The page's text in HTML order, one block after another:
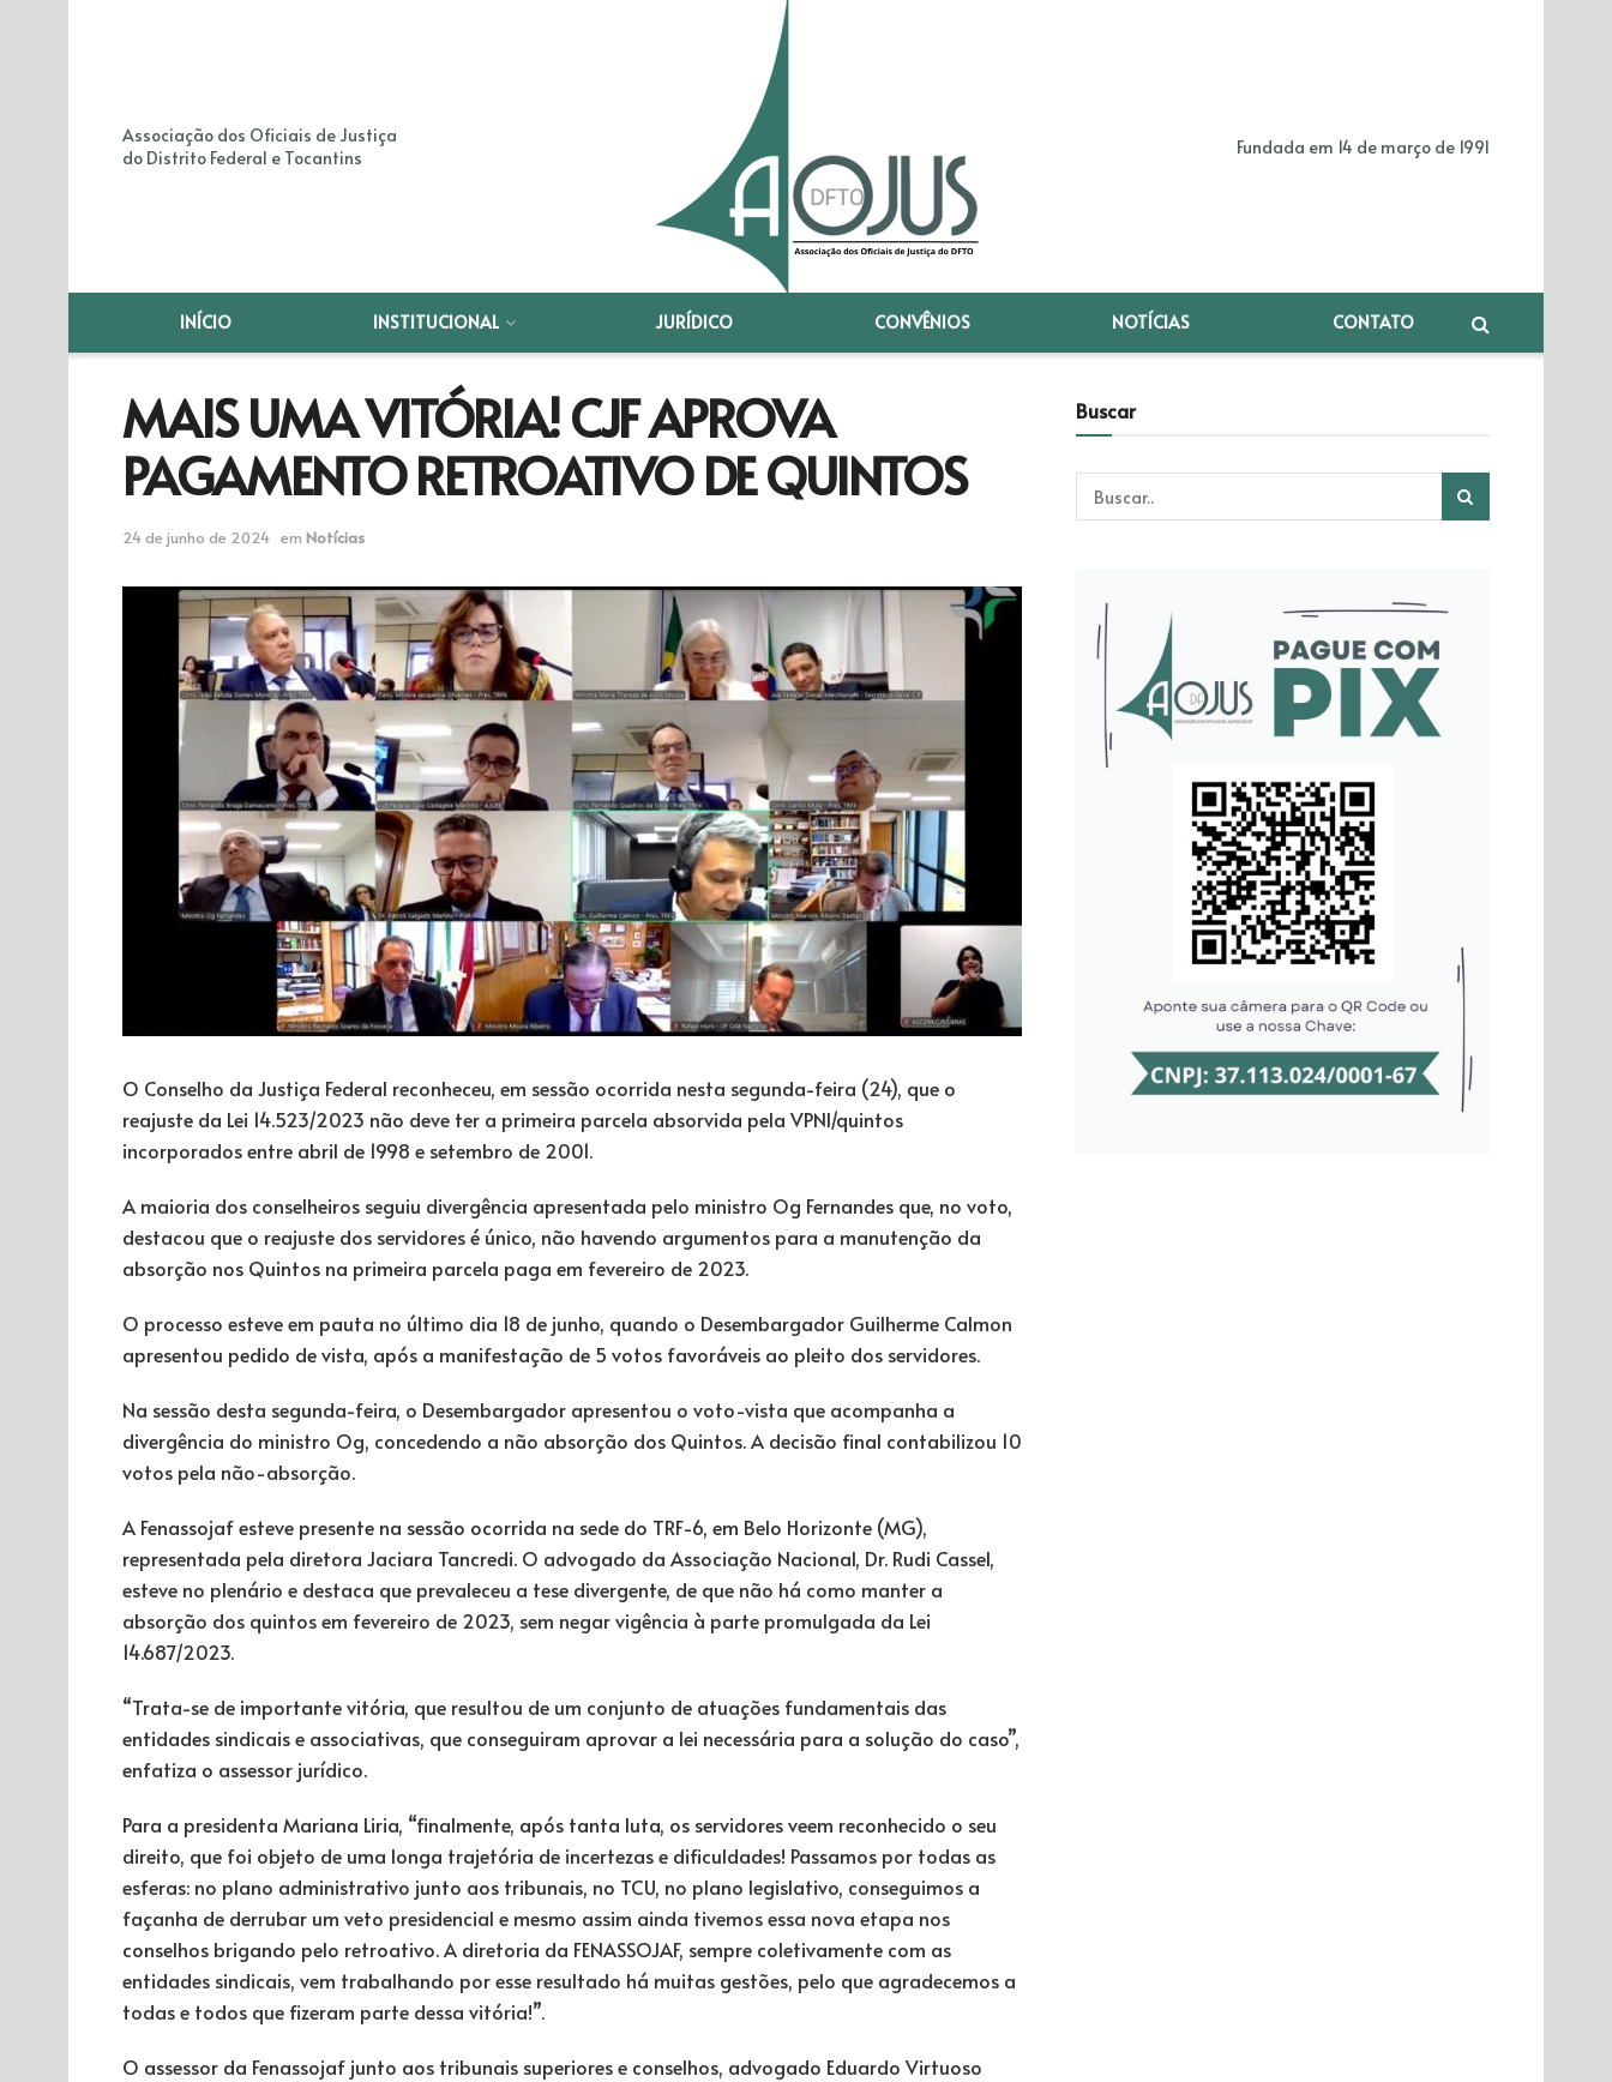
Associação dos Oficiais de Justiça
do Distrito Federal e Tocantins
Fundada em 14 de março de 1991
INÍCIO INSTITUCIONAL JURÍDICO CONVÊNIOS NOTÍCIAS CONTATO
MAIS UMA VITÓRIA! CJF APROVA
PAGAMENTO RETROATIVO DE QUINTOS
24 de junho de 2024 em Notícias
O Conselho da Justiça Federal reconheceu, em sessão ocorrida nesta segunda-feira (24), que o
reajuste da Lei 14.523/2023 não deve ter a primeira parcela absorvida pela VPNI/quintos
incorporados entre abril de 1998 e setembro de 2001.
A maioria dos conselheiros seguiu divergência apresentada pelo ministro Og Fernandes que, no voto,
destacou que o reajuste dos servidores é único, não havendo argumentos para a manutenção da
absorção nos Quintos na primeira parcela paga em fevereiro de 2023.
O processo esteve em pauta no último dia 18 de junho, quando o Desembargador Guilherme Calmon
apresentou pedido de vista, após a manifestação de 5 votos favoráveis ao pleito dos servidores.
Na sessão desta segunda-feira, o Desembargador apresentou o voto-vista que acompanha a
divergência do ministro Og, concedendo a não absorção dos Quintos. A decisão final contabilizou 10
votos pela não-absorção.
A Fenassojaf esteve presente na sessão ocorrida na sede do TRF-6, em Belo Horizonte (MG),
representada pela diretora Jaciara Tancredi. O advogado da Associação Nacional, Dr. Rudi Cassel,
esteve no plenário e destaca que prevaleceu a tese divergente, de que não há como manter a
absorção dos quintos em fevereiro de 2023, sem negar vigência à parte promulgada da Lei
14.687/2023.
“Trata-se de importante vitória, que resultou de um conjunto de atuações fundamentais das
entidades sindicais e associativas, que conseguiram aprovar a lei necessária para a solução do caso”,
enfatiza o assessor jurídico.
Para a presidenta Mariana Liria, “finalmente, após tanta luta, os servidores veem reconhecido o seu
direito, que foi objeto de uma longa trajetória de incertezas e dificuldades! Passamos por todas as
esferas: no plano administrativo junto aos tribunais, no TCU, no plano legislativo, conseguimos a
façanha de derrubar um veto presidencial e mesmo assim ainda tivemos essa nova etapa nos
conselhos brigando pelo retroativo. A diretoria da FENASSOJAF, sempre coletivamente com as
entidades sindicais, vem trabalhando por esse resultado há muitas gestões, pelo que agradecemos a
todas e todos que fizeram parte dessa vitória!”.
O assessor da Fenassojaf junto aos tribunais superiores e conselhos, advogado Eduardo Virtuoso
Buscar